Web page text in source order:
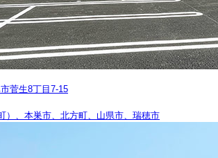
菅生8丁目7-15
）、本巣市、北方町、山県市、瑞穂市